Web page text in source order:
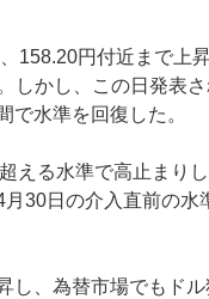
158.20円付近まで上
しかし、この日発表
で水準を回復した。
える水準で高止まり
30日の介入直前の
し、為替市場でもド